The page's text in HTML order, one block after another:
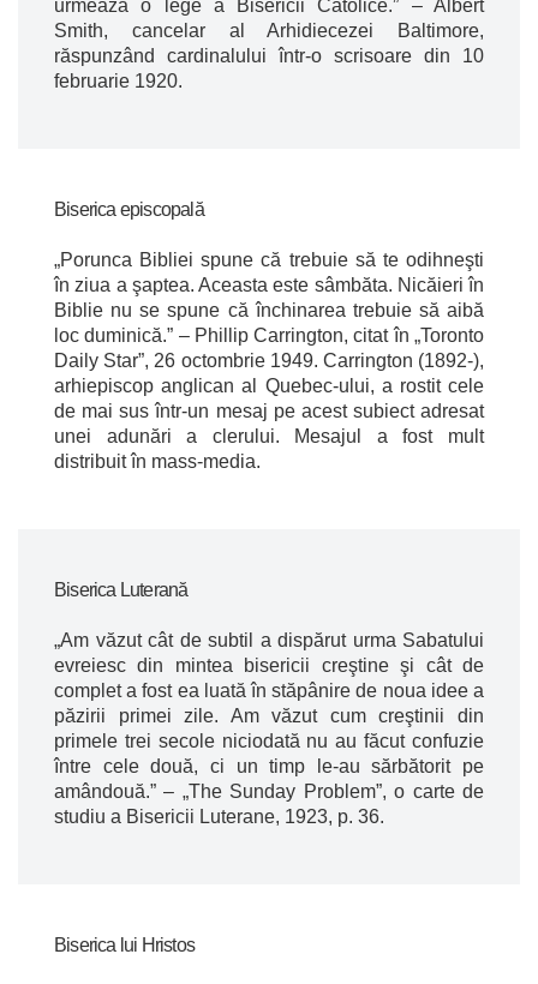
urmează o lege a Bisericii Catolice.” – Albert
Smith, cancelar al Arhidiecezei Baltimore,
răspunzând cardinalului într-o scrisoare din 10
februarie 1920.
Biserica episcopală
„Porunca Bibliei spune că trebuie să te odihneşti
în ziua a şaptea. Aceasta este sâmbăta. Nicăieri în
Biblie nu se spune că închinarea trebuie să aibă
loc duminică.” – Phillip Carrington, citat în „Toronto
Daily Star”, 26 octombrie 1949. Carrington (1892-),
arhiepiscop anglican al Quebec-ului, a rostit cele
de mai sus într-un mesaj pe acest subiect adresat
unei adunări a clerului. Mesajul a fost mult
distribuit în mass-media.
Biserica Luterană
„Am văzut cât de subtil a dispărut urma Sabatului
evreiesc din mintea bisericii creştine şi cât de
complet a fost ea luată în stăpânire de noua idee a
păzirii primei zile. Am văzut cum creştinii din
primele trei secole niciodată nu au făcut confuzie
între cele două, ci un timp le-au sărbătorit pe
amândouă.” – „The Sunday Problem”, o carte de
studiu a Bisericii Luterane, 1923, p. 36.
Biserica lui Hristos